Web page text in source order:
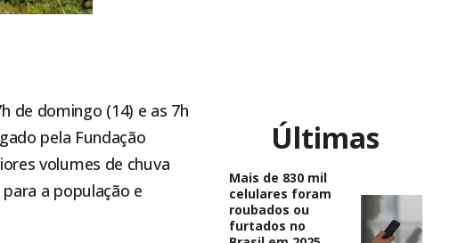
de domingo (14) e as 7h
pela Fundação
volumes de chuva
a população e
Últimas
Mais de 830 mil
celulares foram
roubados ou
furtados no